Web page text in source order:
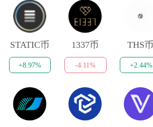
STATIC币
+8.97%
1337币
-4.11%
THS币
+2.44%